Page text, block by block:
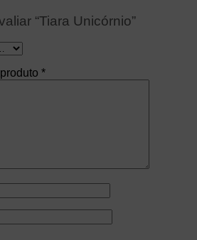
“Tiara Unicórnio”
*